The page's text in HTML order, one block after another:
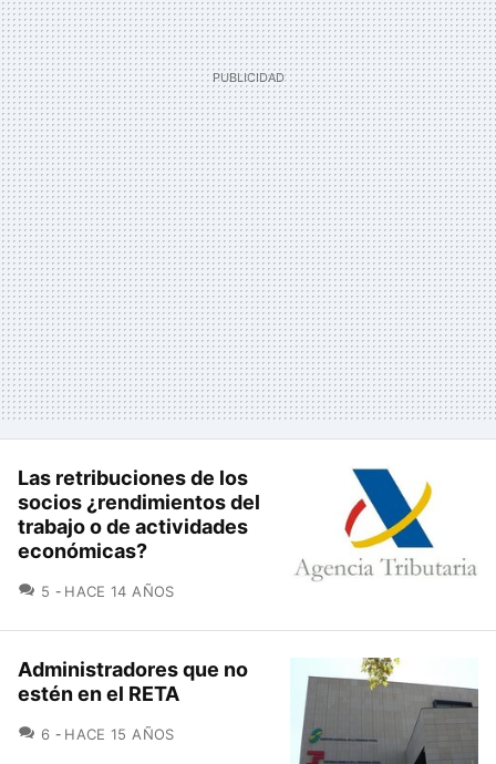
Las retribuciones de los
socios ¿rendimientos del
trabajo o de actividades
económicas?
5 COMENTARIOS
HACE 14 AÑOS
Administradores que no
estén en el RETA
6 COMENTARIOS
HACE 15 AÑOS